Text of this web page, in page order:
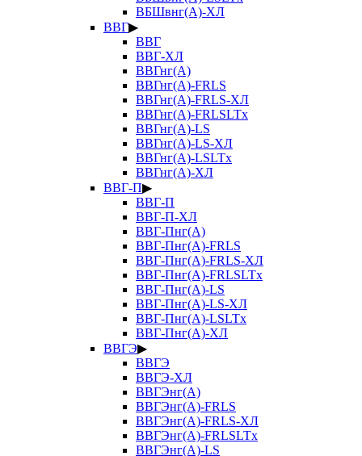
ВБШвнг(А)-ХЛ
ВВГ▶
ВВГ
ВВГ-ХЛ
ВВГнг(А)
ВВГнг(А)-FRLS
ВВГнг(А)-FRLS-ХЛ
ВВГнг(А)-FRLSLTx
ВВГнг(А)-LS
ВВГнг(А)-LS-ХЛ
ВВГнг(А)-LSLTx
ВВГнг(А)-ХЛ
ВВГ-П▶
ВВГ-П
ВВГ-П-ХЛ
ВВГ-Пнг(А)
ВВГ-Пнг(А)-FRLS
ВВГ-Пнг(А)-FRLS-ХЛ
ВВГ-Пнг(А)-FRLSLTx
ВВГ-Пнг(А)-LS
ВВГ-Пнг(А)-LS-ХЛ
ВВГ-Пнг(А)-LSLTx
ВВГ-Пнг(А)-ХЛ
ВВГЭ▶
ВВГЭ
ВВГЭ-ХЛ
ВВГЭнг(А)
ВВГЭнг(А)-FRLS
ВВГЭнг(А)-FRLS-ХЛ
ВВГЭнг(А)-FRLSLTx
ВВГЭнг(А)-LS